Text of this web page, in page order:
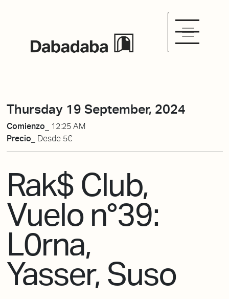
Thursday 19 September, 2024
Comienzo_
12:25 AM
Precio_
Desde 5€
Rak$ Club,
Vuelo n°39:
L0rna,
Yasser, Suso